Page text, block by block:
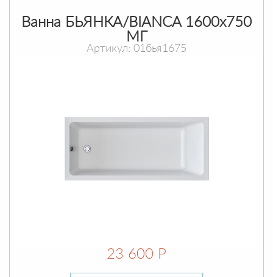
Ванна БЬЯНКА/BIANCA 1600х750
МГ
Артикул: 01бья1675
23 600 Р